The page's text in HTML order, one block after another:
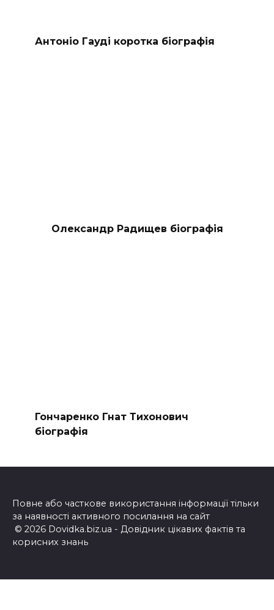
Антоніо Гауді коротка біографія
Олександр Радищев біографія
Гончаренко Гнат Тихонович
біографія
Повне або часткове використання інформації тільки
за наявності активного посилання на сайт
© 2026 Dovidka.biz.ua - Довідник цікавих фактів та
корисних знань